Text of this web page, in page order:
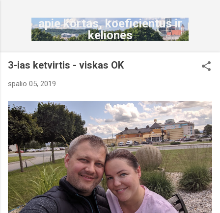
apie kortas, koeficientus ir
keliones
3-ias ketvirtis - viskas OK
spalio 05, 2019